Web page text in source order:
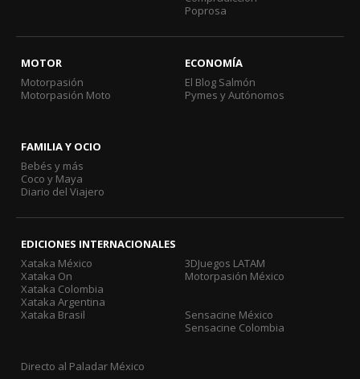
Poprosa
MOTOR
Motorpasión
Motorpasión Moto
ECONOMÍA
El Blog Salmón
Pymes y Autónomos
FAMILIA Y OCIO
Bebés y más
Coco y Maya
Diario del Viajero
EDICIONES INTERNACIONALES
Xataka México
Xataka On
Xataka Colombia
Xataka Argentina
Xataka Brasil
3DJuegos LATAM
Motorpasión México
Sensacine México
Sensacine Colombia
Directo al Paladar México